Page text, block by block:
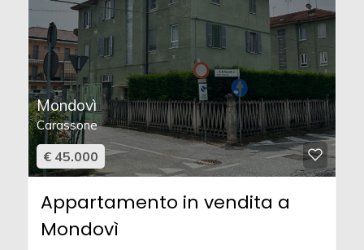
Mondovì
Carassone
€ 45.000
Appartamento in vendita a
Mondovì